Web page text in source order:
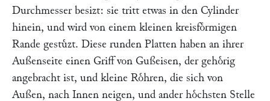
Durchmesser besizt: sie tritt etwas in den Cylinder
hinein, und wird von einem kleinen kreisfoͤrmigen
Rande gestuͤzt. Diese runden Platten haben an ihrer
Außenseite einen Griff von Gußeisen, der gehoͤrig
angebracht ist, und kleine Roͤhren, die sich von
Außen, nach Innen neigen, und ander hoͤchsten Stelle